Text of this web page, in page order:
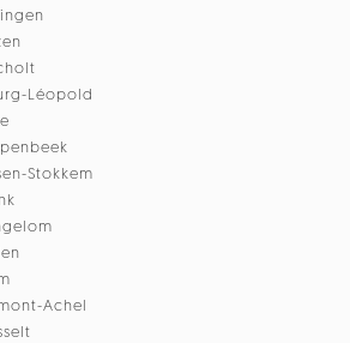
Léopold
Stokkem
Achel